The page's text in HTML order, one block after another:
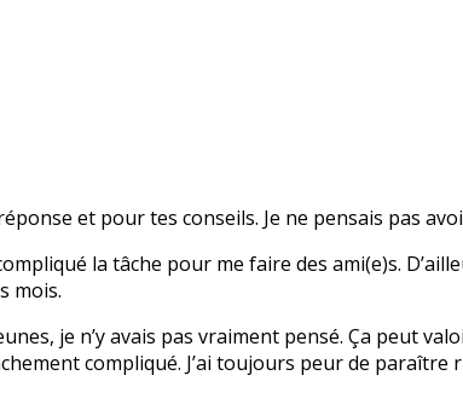
et pour tes conseils. Je ne pensais pas
la tâche pour me faire des ami(e)s.
mois.
je n’y avais pas vraiment pensé. Ça peut
compliqué. J’ai toujours peur de paraître